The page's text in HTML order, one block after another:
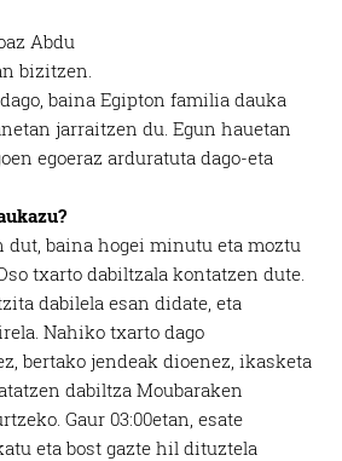
Abdu
bizitzen.
baina Egipton familia dauka
jarraitzen du. Egun hauetan
egoeraz arduratuta dago-eta
dut, baina hogei minutu eta moztu
txarto dabiltzala kontatzen dute.
dabilela esan didate, eta
Nahiko txarto dago
bertako jendeak dioenez, ikasketa
dabiltza Moubaraken
Gaur 03:00etan, esate
eta bost gazte hil dituztela